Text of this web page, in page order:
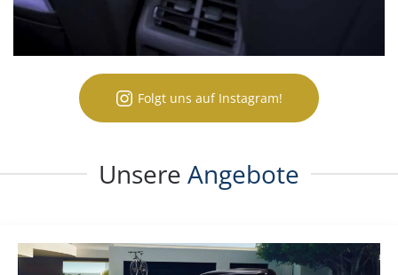
Folgt uns auf Instagram!
Unsere Angebote